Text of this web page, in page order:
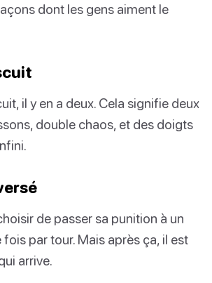
dont les gens aiment le
il y en a deux. Cela signifie deux
double chaos, et des doigts
de passer sa punition à un
fois par tour. Mais après ça, il est
arrive.